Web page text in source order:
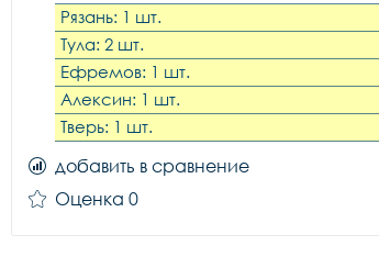
Рязань: 1 шт.
Тула: 2 шт.
Ефремов: 1 шт.
Алексин: 1 шт.
Тверь: 1 шт.
добавить в сравнение
Оценка 0